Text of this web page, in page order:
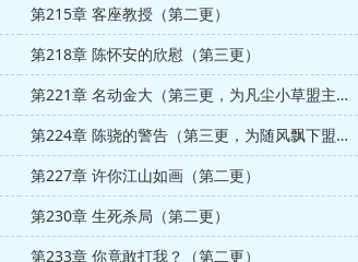
第215章 客座教授（第二更）
第218章 陈怀安的欣慰（第三更）
第221章 名动金大（第三更，为凡尘小草盟主加更）
第224章 陈骁的警告（第三更，为随风飘下盟主加更1/13）
第227章 许你江山如画（第二更）
第230章 生死杀局（第二更）
第233章 你竟敢打我？（第二更）